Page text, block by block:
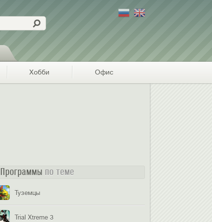
Хобби Офис
Программы по теме
Туземцы
Trial Xtreme 3